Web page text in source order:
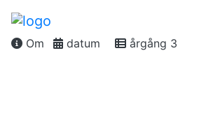
Om datum årgång 3